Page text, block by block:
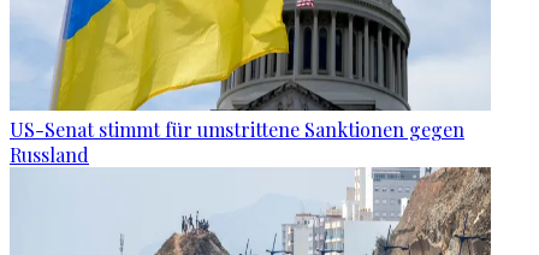
US-Senat stimmt für umstrittene Sanktionen gegen
Russland